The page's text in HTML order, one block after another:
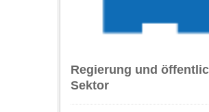
Regierung und
Sektor